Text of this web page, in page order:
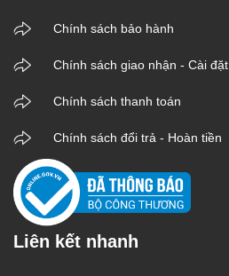
Chính sách bảo hành
Chính sách giao nhận - Cài đặt
Chính sách thanh toán
Chính sách đổi trả - Hoàn tiền
Liên kết nhanh